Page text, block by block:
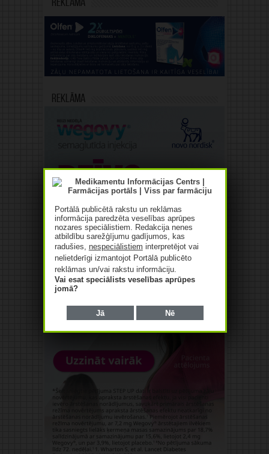
Reklāma
Reklāma
Portālā publicētā rakstu un reklāmas
informācija paredzēta veselības aprūpes
nozares speciālistiem. Redakcija nenes
atbildību sarežģījumu gadījumos, kas
radušies, nespeciālistiem interpretējot vai
nelietderīgi izmantojot Portālā publicēto
reklāmas un/vai rakstu informāciju.
Vai esat speciālists veselības aprūpes
jomā?
Jā Nē